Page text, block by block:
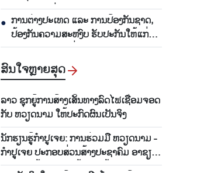
ແຂວງ ເລິມດົ່ງ
● ການ​ຕ່າງ​ປະ​ເທດ ແລະ ການ​ປ້ອງ​ກັນ​ຊາດ, ​
ປ້ອງ​ກັນ​ຄວາມ​ສະ​ຫງົບ ຮັ​ບ​ປະ​ກັນ​ໃຫ້​ແກ່​
ການ​ພັດ​ທະ​ນາ, ເຊື່ອມ​ໂຍງຂອງ ຫວຽດ​ນາມ
ສົນ​ໃຈ​ຫຼາຍ​ສຸດ
ລາວ​ ຊຸກ​ຍູ້​ການ​ສ້າງ​ເສັ້ນ​ທາງ​ລົດ​ໄຟ​ເຊື່ອມ​ຈອດ​
ກັບ ຫວຽດ​ນາມ ໃຫ້​ປະ​ກົດ​ຜົນ​ເປັນ​ຈິງ
ນັກ​ຮຽນ​ຮູ້​ກຳ​ປູ​ເຈຍ: ການ​ຮ່ວມ​ມື ຫວຽດ​ນາມ -
ກຳ​ປູ​ເຈຍ​ ປະ​ກອບ​ສ່ວນ​ສ້າງ​ປະ​ຊາ​ຄົມ ​ອາ​ຊຽນ
ສາ​ມັກ​ຄີ, ສ້າງ​ຄວາມ​ເຂັ້ມ​ແຂງ​ດ້ວຍ​ຕົນ​ເອງ ແລ​